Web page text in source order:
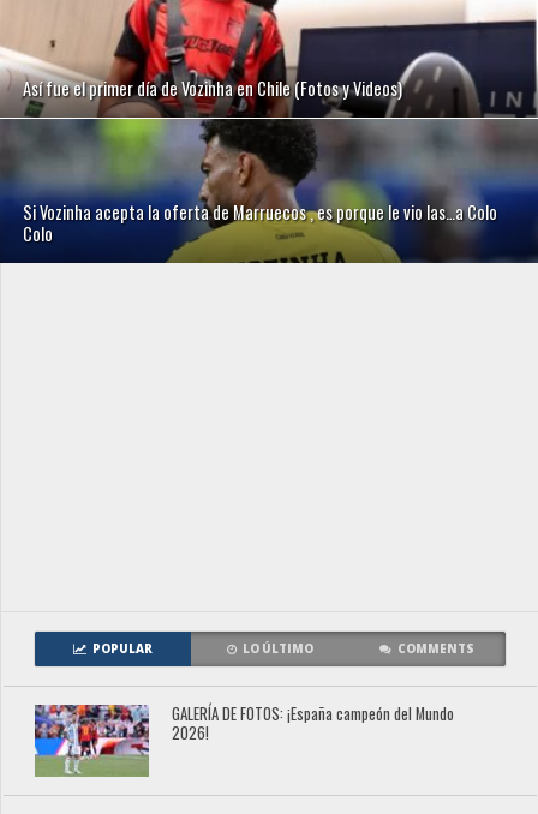
Así fue el primer día de Vozinha en Chile (Fotos y Videos)
Si Vozinha acepta la oferta de Marruecos , es porque le vio las…a Colo
Colo
POPULAR LO ÚLTIMO COMMENTS
GALERÍA DE FOTOS: ¡España campeón del Mundo
2026!